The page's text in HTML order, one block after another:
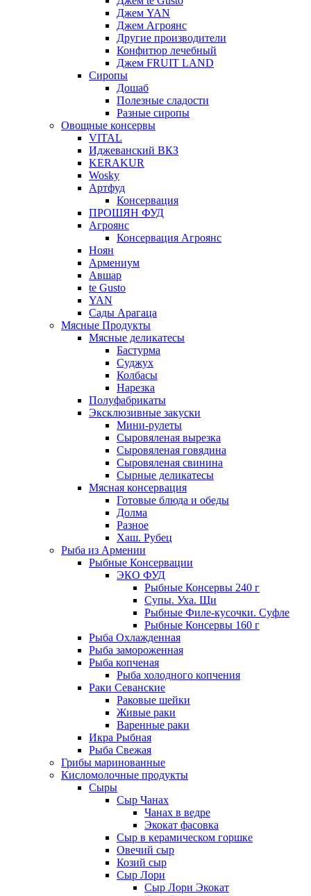
Джем YAN
Джем Агроянс
Другие производители
Конфитюр лечебный
Джем FRUIT LAND
Сиропы
Дошаб
Полезные сладости
Разные сиропы
Овощные консервы
VITAL
Иджеванский ВКЗ
KERAKUR
Wosky
Артфуд
Консервация
ПРОШЯН ФУД
Агроянс
Консервация Агроянс
Ноян
Армениум
Авшар
te Gusto
YAN
Сады Арагаца
Мясные Продукты
Мясные деликатесы
Бастурма
Суджух
Колбасы
Нарезка
Полуфабрикаты
Эксклюзивные закуски
Мини-рулеты
Сыровяленая вырезка
Сыровяленая говядина
Сыровяленая свинина
Сырные деликатесы
Мясная консервация
Готовые блюда и обеды
Долма
Разное
Хаш. Рубец
Рыба из Армении
Рыбные Консервации
ЭКО ФУД
Рыбные Консервы 240 г
Супы. Уха. Щи
Рыбные Филе-кусочки. Суфле
Рыбные Консервы 160 г
Рыба Охлажденная
Рыба замороженная
Рыба копченая
Рыба холодного копчения
Раки Севанские
Раковые шейки
Живые раки
Варенные раки
Икра Рыбная
Рыба Свежая
Грибы маринованные
Кисломолочные продукты
Сыры
Сыр Чанах
Чанах в ведре
Экокат фасовка
Сыр в керамическом горшке
Овечий сыр
Козий сыр
Сыр Лори
Сыр Лори Экокат